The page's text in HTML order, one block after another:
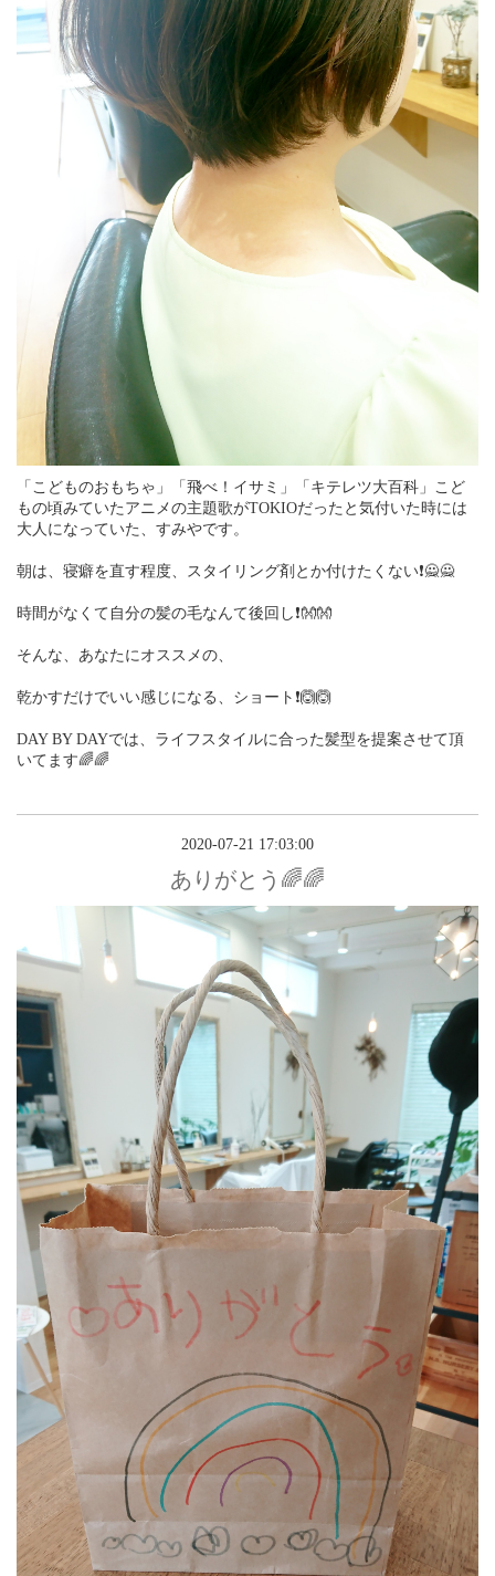
「こどものおもちゃ」「飛べ！イサミ」「キテレツ大百科」こど
もの頃みていたアニメの主題歌がTOKIOだったと気付いた時には
大人になっていた、すみやです。
朝は、寝癖を直す程度、スタイリング剤とか付けたくない❗🙅🙅
時間がなくて自分の髪の毛なんて後回し❗👐👐
そんな、あなたにオススメの、
乾かすだけでいい感じになる、ショート❗🙆🙆
DAY BY DAYでは、ライフスタイルに合った髪型を提案させて頂
いてます🌈🌈
2020-07-21 17:03:00
ありがとう🌈🌈